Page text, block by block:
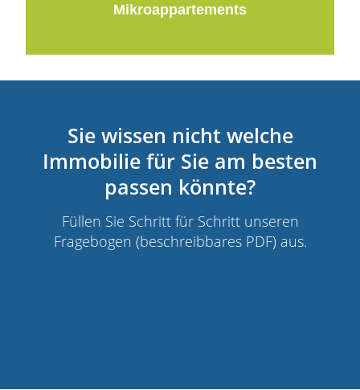
Mikroappartements
Sie wissen nicht welche
Immobilie für Sie am besten
passen könnte?
Füllen Sie Schritt für Schritt unseren
Fragebogen (beschreibbares PDF) aus.